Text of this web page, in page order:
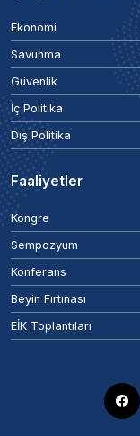
Ekonomi
Savunma
Güvenlik
İç Politika
Dış Politika
Faaliyetler
Kongre
Sempozyum
Konferans
Beyin Fırtınası
EİK Toplantıları